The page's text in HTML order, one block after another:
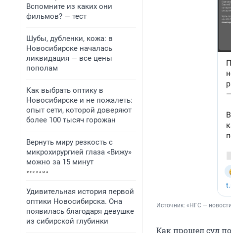
Вспомните из каких они
фильмов? — тест
Шубы, дубленки, кожа: в
Новосибирске началась
ликвидация — все цены
пополам
Как выбрать оптику в
Новосибирске и не пожалеть:
опыт сети, которой доверяют
более 100 тысяч горожан
Вернуть миру резкость с
микрохирургией глаза «Вижу»
можно за 15 минут
Удивительная история первой
оптики Новосибирска. Она
появилась благодаря девушке
из сибирской глубинки
Источник: «НГС —
Как прошел суд